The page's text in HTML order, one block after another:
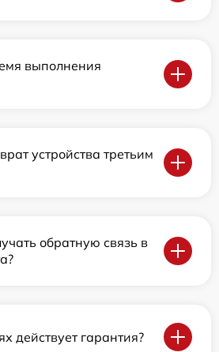
выполнения
устройства третьим
обратную связь в
действует гарантия?